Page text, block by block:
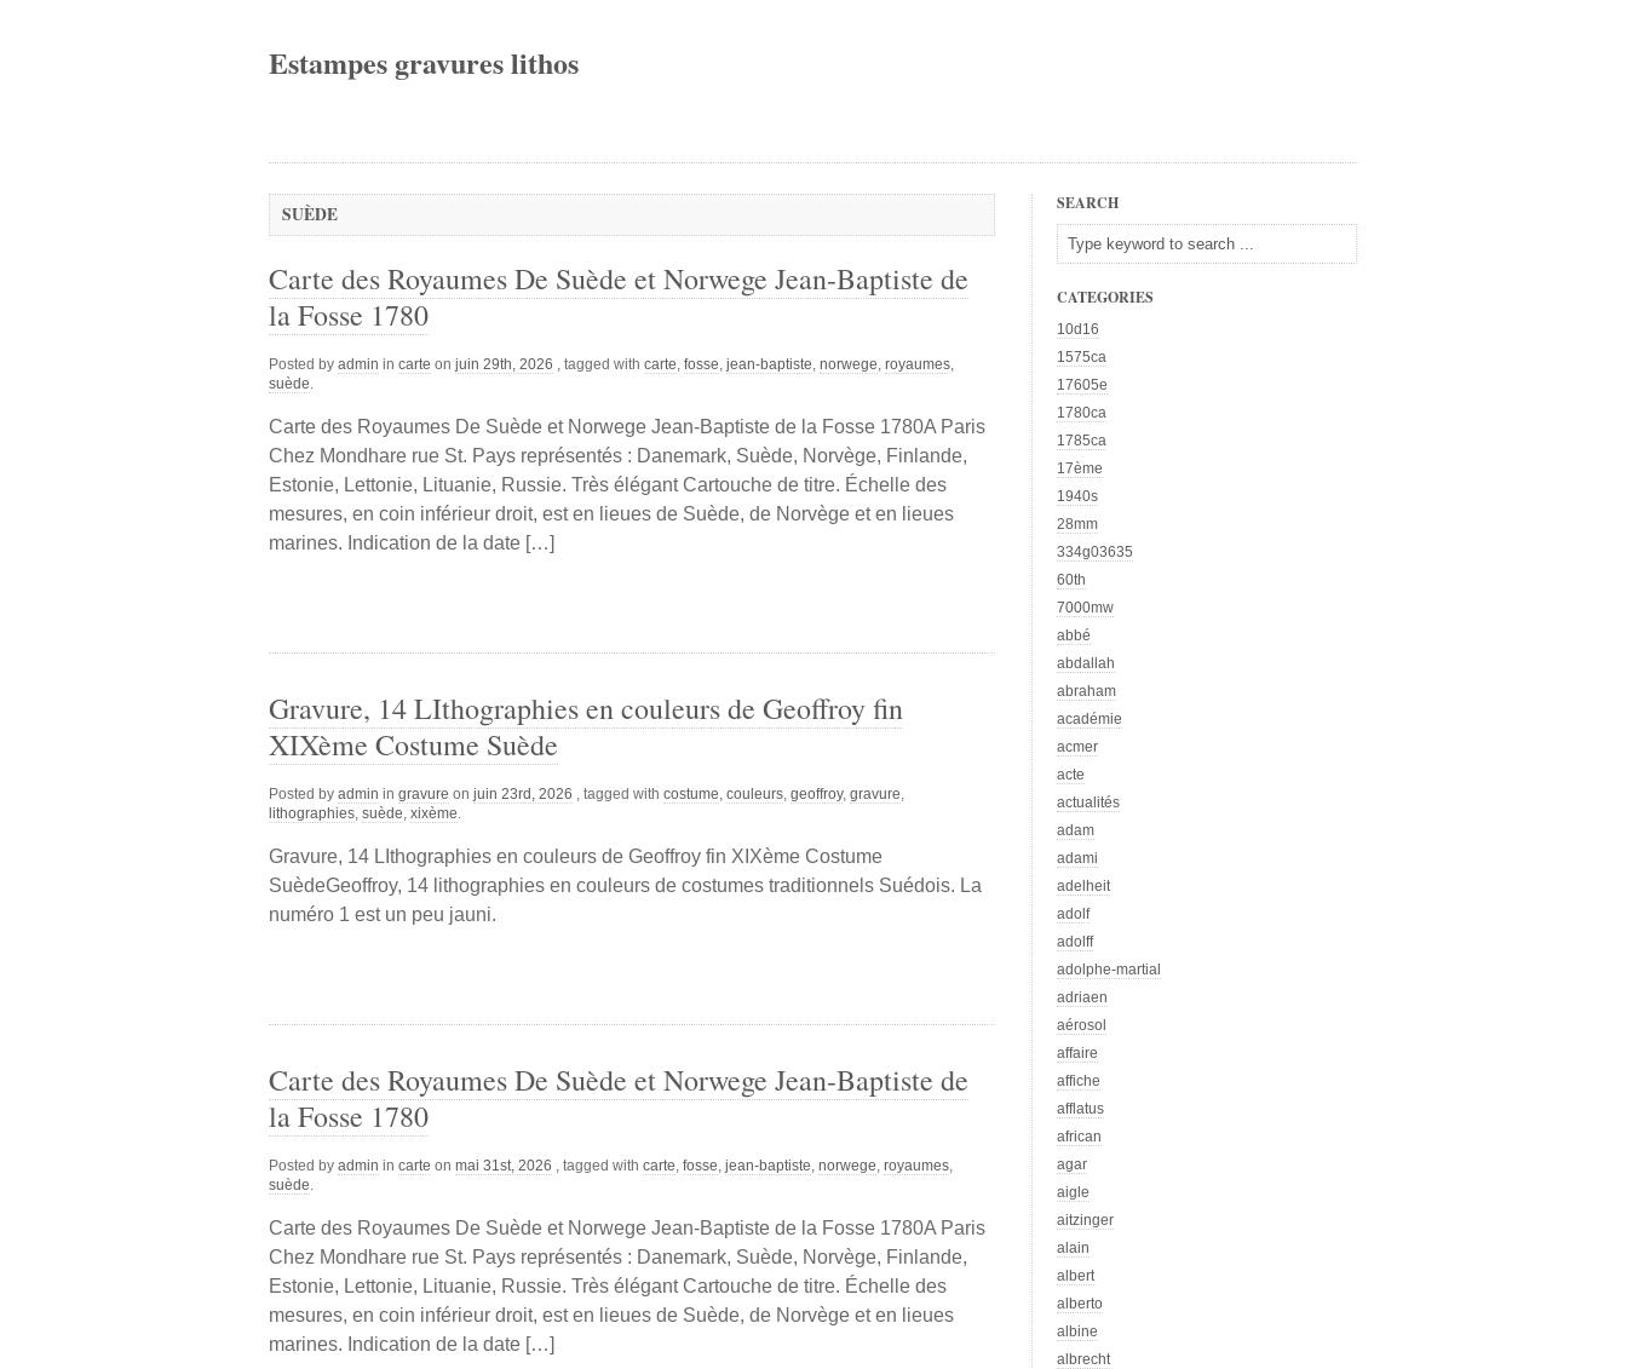
Estampes gravures lithos
SUÈDE
Carte des Royaumes De Suède et Norwege Jean-Baptiste de
la Fosse 1780
Posted by admin in carte on juin 29th, 2026 , tagged with carte, fosse, jean-baptiste, norwege, royaumes,
suède.
Carte des Royaumes De Suède et Norwege Jean-Baptiste de la Fosse 1780A Paris
Chez Mondhare rue St. Pays représentés : Danemark, Suède, Norvège, Finlande,
Estonie, Lettonie, Lituanie, Russie. Très élégant Cartouche de titre. Échelle des
mesures, en coin inférieur droit, est en lieues de Suède, de Norvège et en lieues
marines. Indication de la date […]
Gravure, 14 LIthographies en couleurs de Geoffroy fin
XIXème Costume Suède
Posted by admin in gravure on juin 23rd, 2026 , tagged with costume, couleurs, geoffroy, gravure,
lithographies, suède, xixème.
Gravure, 14 LIthographies en couleurs de Geoffroy fin XIXème Costume
SuèdeGeoffroy, 14 lithographies en couleurs de costumes traditionnels Suédois. La
numéro 1 est un peu jauni.
Carte des Royaumes De Suède et Norwege Jean-Baptiste de
la Fosse 1780
Posted by admin in carte on mai 31st, 2026 , tagged with carte, fosse, jean-baptiste, norwege, royaumes,
suède.
Carte des Royaumes De Suède et Norwege Jean-Baptiste de la Fosse 1780A Paris
Chez Mondhare rue St. Pays représentés : Danemark, Suède, Norvège, Finlande,
Estonie, Lettonie, Lituanie, Russie. Très élégant Cartouche de titre. Échelle des
mesures, en coin inférieur droit, est en lieues de Suède, de Norvège et en lieues
marines. Indication de la date […]
SEARCH
CATEGORIES
10d16
1575ca
17605e
1780ca
1785ca
17ème
1940s
28mm
334g03635
60th
7000mw
abbé
abdallah
abraham
académie
acmer
acte
actualités
adam
adami
adelheit
adolf
adolff
adolphe-martial
adriaen
aérosol
affaire
affiche
afflatus
african
agar
aigle
aitzinger
alain
albert
alberto
albine
albrecht